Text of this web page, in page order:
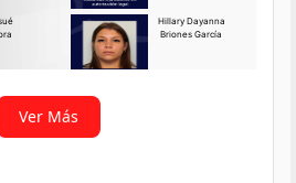
Ver Más